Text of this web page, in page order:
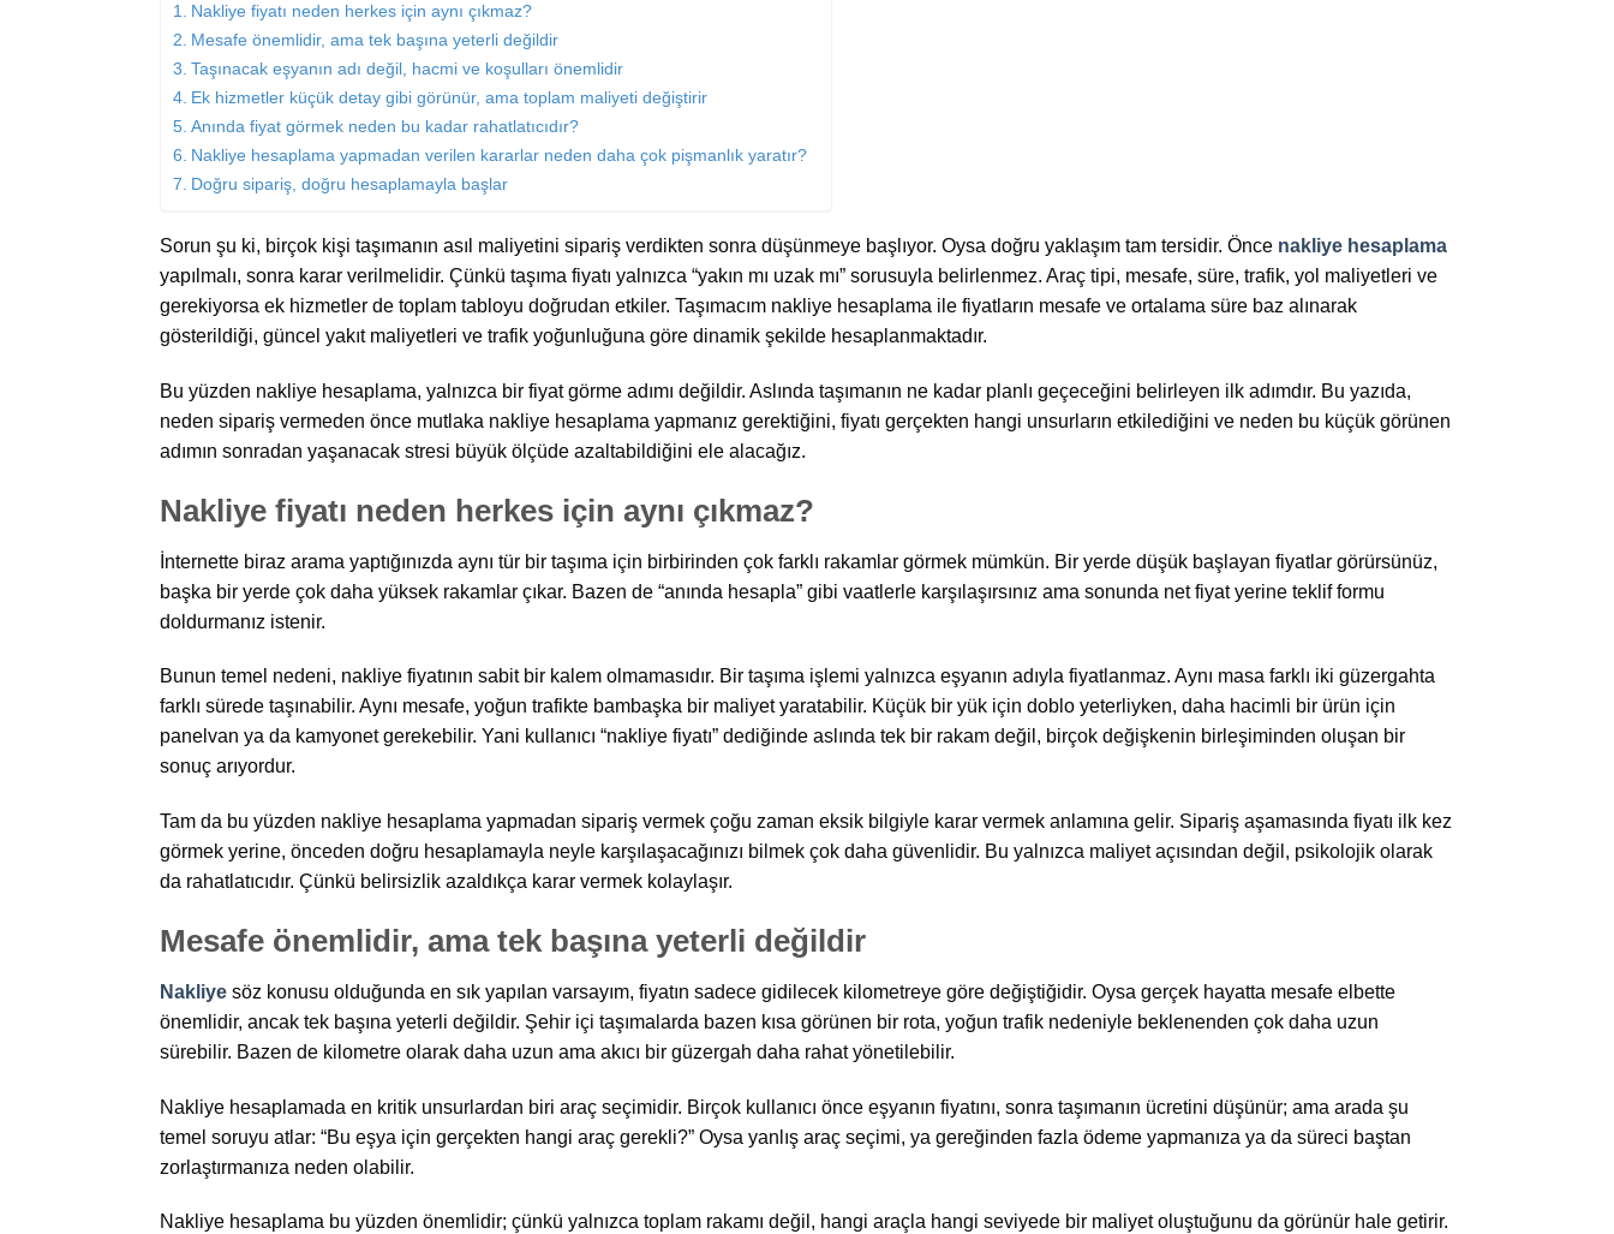
Nakliye fiyatı neden herkes için aynı çıkmaz?
Mesafe önemlidir, ama tek başına yeterli değildir
Taşınacak eşyanın adı değil, hacmi ve koşulları önemlidir
Ek hizmetler küçük detay gibi görünür, ama toplam maliyeti değiştirir
Anında fiyat görmek neden bu kadar rahatlatıcıdır?
Nakliye hesaplama yapmadan verilen kararlar neden daha çok pişmanlık yaratır?
Doğru sipariş, doğru hesaplamayla başlar
Sorun şu ki, birçok kişi taşımanın asıl maliyetini sipariş verdikten sonra düşünmeye başlıyor. Oysa doğru yaklaşım tam tersidir. Önce nakliye hesaplama
yapılmalı, sonra karar verilmelidir. Çünkü taşıma fiyatı yalnızca “yakın mı uzak mı” sorusuyla belirlenmez. Araç tipi, mesafe, süre, trafik, yol maliyetleri ve
gerekiyorsa ek hizmetler de toplam tabloyu doğrudan etkiler. Taşımacım nakliye hesaplama ile fiyatların mesafe ve ortalama süre baz alınarak
gösterildiği, güncel yakıt maliyetleri ve trafik yoğunluğuna göre dinamik şekilde hesaplanmaktadır.
Bu yüzden nakliye hesaplama, yalnızca bir fiyat görme adımı değildir. Aslında taşımanın ne kadar planlı geçeceğini belirleyen ilk adımdır. Bu yazıda,
neden sipariş vermeden önce mutlaka nakliye hesaplama yapmanız gerektiğini, fiyatı gerçekten hangi unsurların etkilediğini ve neden bu küçük görünen
adımın sonradan yaşanacak stresi büyük ölçüde azaltabildiğini ele alacağız.
Nakliye fiyatı neden herkes için aynı çıkmaz?
İnternette biraz arama yaptığınızda aynı tür bir taşıma için birbirinden çok farklı rakamlar görmek mümkün. Bir yerde düşük başlayan fiyatlar görürsünüz,
başka bir yerde çok daha yüksek rakamlar çıkar. Bazen de “anında hesapla” gibi vaatlerle karşılaşırsınız ama sonunda net fiyat yerine teklif formu
doldurmanız istenir.
Bunun temel nedeni, nakliye fiyatının sabit bir kalem olmamasıdır. Bir taşıma işlemi yalnızca eşyanın adıyla fiyatlanmaz. Aynı masa farklı iki güzergahta
farklı sürede taşınabilir. Aynı mesafe, yoğun trafikte bambaşka bir maliyet yaratabilir. Küçük bir yük için doblo yeterliyken, daha hacimli bir ürün için
panelvan ya da kamyonet gerekebilir. Yani kullanıcı “nakliye fiyatı” dediğinde aslında tek bir rakam değil, birçok değişkenin birleşiminden oluşan bir
sonuç arıyordur.
Tam da bu yüzden nakliye hesaplama yapmadan sipariş vermek çoğu zaman eksik bilgiyle karar vermek anlamına gelir. Sipariş aşamasında fiyatı ilk kez
görmek yerine, önceden doğru hesaplamayla neyle karşılaşacağınızı bilmek çok daha güvenlidir. Bu yalnızca maliyet açısından değil, psikolojik olarak
da rahatlatıcıdır. Çünkü belirsizlik azaldıkça karar vermek kolaylaşır.
Mesafe önemlidir, ama tek başına yeterli değildir
Nakliyesöz konusu olduğunda en sık yapılan varsayım, fiyatın sadece gidilecek kilometreye göre değiştiğidir. Oysa gerçek hayatta mesafe elbette
önemlidir, ancak tek başına yeterli değildir. Şehir içi taşımalarda bazen kısa görünen bir rota, yoğun trafik nedeniyle beklenenden çok daha uzun
sürebilir. Bazen de kilometre olarak daha uzun ama akıcı bir güzergah daha rahat yönetilebilir.
Nakliye hesaplamada en kritik unsurlardan biri araç seçimidir. Birçok kullanıcı önce eşyanın fiyatını, sonra taşımanın ücretini düşünür; ama arada şu
temel soruyu atlar: “Bu eşya için gerçekten hangi araç gerekli?” Oysa yanlış araç seçimi, ya gereğinden fazla ödeme yapmanıza ya da süreci baştan
zorlaştırmanıza neden olabilir.
Nakliye hesaplama bu yüzden önemlidir; çünkü yalnızca toplam rakamı değil, hangi araçla hangi seviyede bir maliyet oluştuğunu da görünür hale getirir.